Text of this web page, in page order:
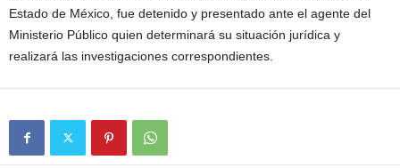
Estado de México, fue detenido y presentado ante el agente del
Ministerio Público quien determinará su situación jurídica y
realizará las investigaciones correspondientes.